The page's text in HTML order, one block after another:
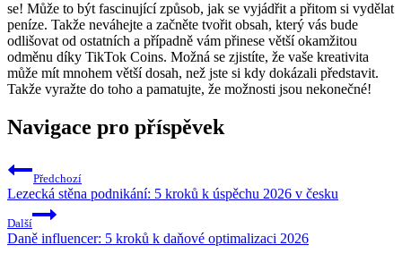
se! Může to být fascinující způsob, jak se vyjádřit a přitom si vydělat
peníze. Takže neváhejte a začněte tvořit obsah, který vás bude
odlišovat od ostatních a případně vám přinese větší okamžitou
odměnu díky TikTok Coins. Možná se zjistíte, že vaše kreativita
může mít mnohem větší dosah, než jste si kdy dokázali představit.
Takže vyražte do toho a pamatujte, že možnosti jsou nekonečné!
Navigace pro příspěvek
Předchozí
Lezecká stěna podnikání: 5 kroků k úspěchu 2026 v česku
Další
Daně influencer: 5 kroků k daňové optimalizaci 2026